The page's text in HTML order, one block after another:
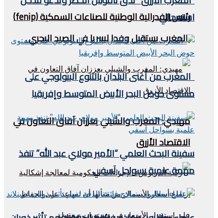
رئيس الفدرالية الوطنية للصناعات السمكية (fenip)
بالمغرب يستقبل وفدا ليبيريا في الصيد البحري .
مهيدي: المغرب والشيلي يعززان آفاق التعاون في
الاقتصاد الأزرق
استعجالي
المغرب من أغنى البلدان بالتنوع البيولوجي على
مستوى حوض البحر الأبيض المتوسط وإفريقيا
سفينة البحث العلمي “الأمير مولاي عبد الله” تنفذ
مهمة علمية بسواحل آسفي